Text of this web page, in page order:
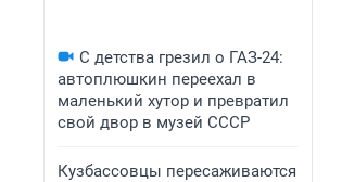
С детства грезил о ГАЗ-24:
автоплюшкин переехал в
маленький хутор и превратил
свой двор в музей СССР
Кузбассовцы пересаживаются